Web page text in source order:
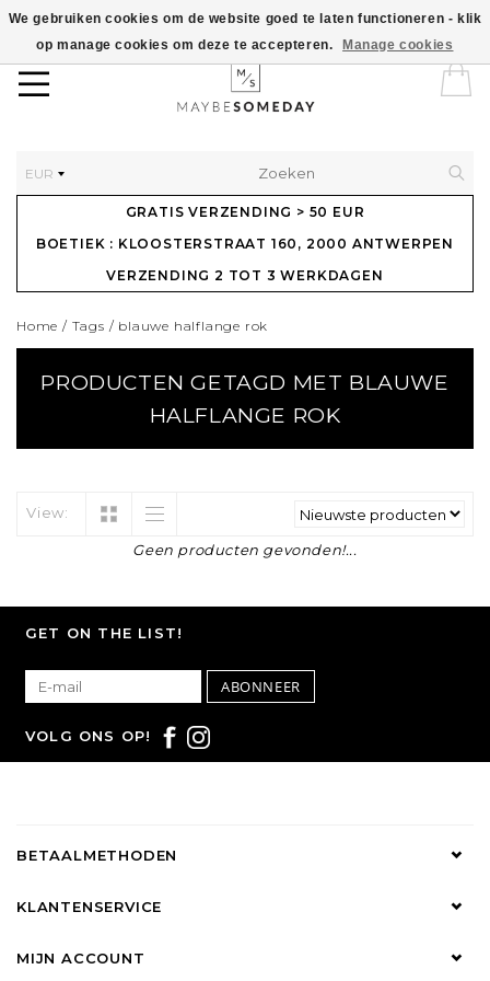
EUR
GRATIS VERZENDING > 50 EUR
BOETIEK : KLOOSTERSTRAAT 160, 2000 ANTWERPEN
VERZENDING 2 TOT 3 WERKDAGEN
Home / Tags / blauwe halflange rok
PRODUCTEN GETAGD MET BLAUWE
HALFLANGE ROK
View:
Geen producten gevonden!...
We gebruiken cookies om de website goed te laten functioneren - klik
op manage cookies om deze te accepteren.
Manage cookies
GET ON THE LIST!
ABONNEER
VOLG ONS OP!
BETAALMETHODEN
KLANTENSERVICE
MIJN ACCOUNT